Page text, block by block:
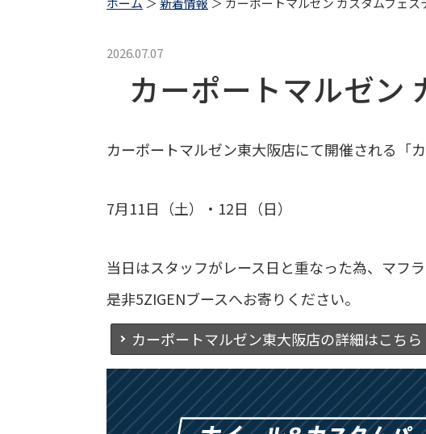
2026.07.07
カーポートマルゼン
カーポートマルゼン東大阪店にて開催される「
7月11日（土）・12日（日）
当日はスタッフがレース日と重なった為、マフ
是非5ZIGENブースへお寄りください。
カーポートマルゼン東大阪店の詳細はこちら